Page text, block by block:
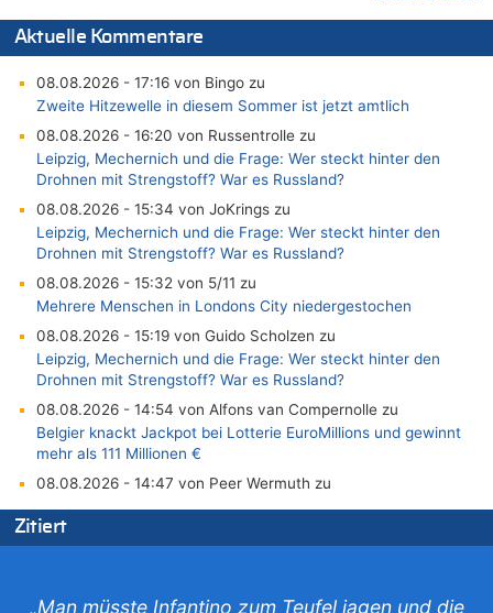
Aktuelle Kommentare
08.08.2026 - 17:16 von Bingo zu
Zweite Hitzewelle in diesem Sommer ist jetzt amtlich
08.08.2026 - 16:20 von Russentrolle zu
Leipzig, Mechernich und die Frage: Wer steckt hinter den
Drohnen mit Strengstoff? War es Russland?
08.08.2026 - 15:34 von JoKrings zu
Leipzig, Mechernich und die Frage: Wer steckt hinter den
Drohnen mit Strengstoff? War es Russland?
08.08.2026 - 15:32 von 5/11 zu
Mehrere Menschen in Londons City niedergestochen
08.08.2026 - 15:19 von Guido Scholzen zu
Leipzig, Mechernich und die Frage: Wer steckt hinter den
Drohnen mit Strengstoff? War es Russland?
08.08.2026 - 14:54 von Alfons van Compernolle zu
Belgier knackt Jackpot bei Lotterie EuroMillions und gewinnt
mehr als 111 Millionen €
08.08.2026 - 14:47 von Peer Wermuth zu
Leipzig, Mechernich und die Frage: Wer steckt hinter den
Drohnen mit Strengstoff? War es Russland?
Tempolimit in 30er-Zonen – Untersuchung von Vias
Zitiert
„Man müsste Infantino zum Teufel jagen und die